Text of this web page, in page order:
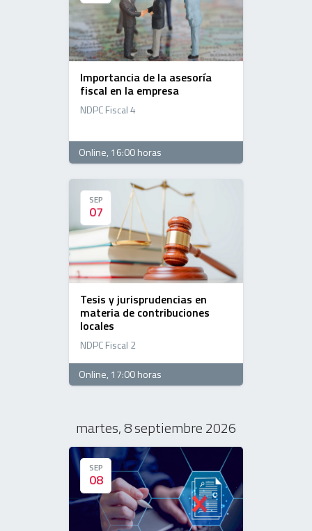
Importancia de la asesoría
fiscal en la empresa
NDPC Fiscal 4
Online, 16:00 horas
SEP
07
SEP
07
Tesis y jurisprudencias en
materia de contribuciones
locales
NDPC Fiscal 2
Online, 17:00 horas
martes, 8 septiembre 2026
SEP
08
SEP
08